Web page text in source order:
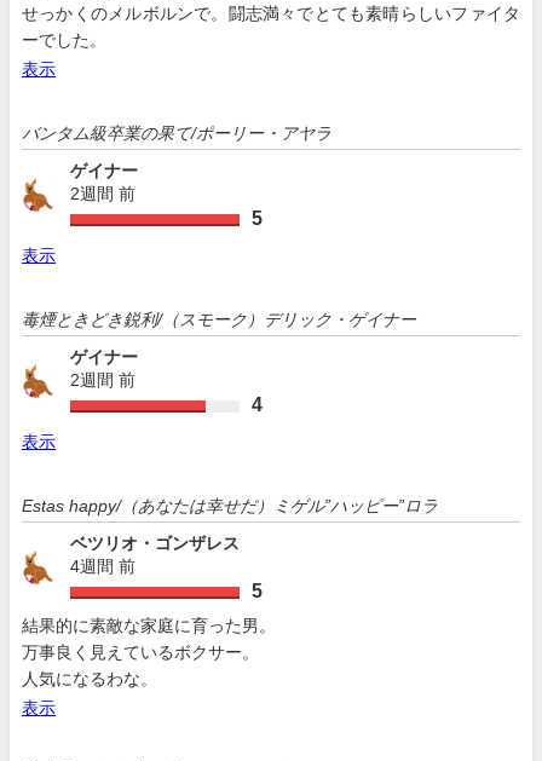
せっかくのメルボルンで。闘志満々でとても素晴らしいファイタ
ーでした。
表示
バンタム級卒業の果て/ポーリー・アヤラ
ゲイナー
2週間 前
5
表示
毒煙ときどき鋭利/（スモーク）デリック・ゲイナー
ゲイナー
2週間 前
4
表示
Estas happy/（あなたは幸せだ）ミゲル”ハッピー”ロラ
ベツリオ・ゴンザレス
4週間 前
5
結果的に素敵な家庭に育った男。
万事良く見えているボクサー。
人気になるわな。
表示